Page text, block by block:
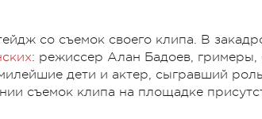
со съемок своего клипа. В
: режиссер Алан Бадоев, гримеры,
дети и актер, сыгравший
съемок клипа на площадке